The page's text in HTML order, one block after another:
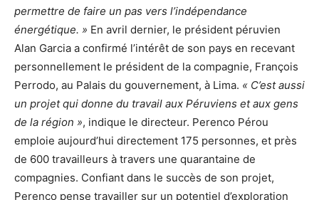
permettre de faire un pas vers l’indépendance
énergétique. » En avril dernier, le président péruvien
Alan Garcia a confirmé l’intérêt de son pays en recevant
personnellement le président de la compagnie, François
Perrodo, au Palais du gouvernement, à Lima. « C’est aussi
un projet qui donne du travail aux Péruviens et aux gens
de la région », indique le directeur. Perenco Pérou
emploie aujourd’hui directement 175 personnes, et près
de 600 travailleurs à travers une quarantaine de
compagnies. Confiant dans le succès de son projet,
Perenco pense travailler sur un potentiel d’exploration